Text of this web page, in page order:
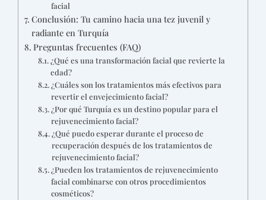
facial
Conclusión: Tu camino hacia una tez juvenil y
radiante en Turquía
Preguntas frecuentes (FAQ)
¿Qué es una transformación facial que revierte la
edad?
¿Cuáles son los tratamientos más efectivos para
revertir el envejecimiento facial?
¿Por qué Turquía es un destino popular para el
rejuvenecimiento facial?
¿Qué puedo esperar durante el proceso de
recuperación después de los tratamientos de
rejuvenecimiento facial?
¿Pueden los tratamientos de rejuvenecimiento
facial combinarse con otros procedimientos
cosméticos?